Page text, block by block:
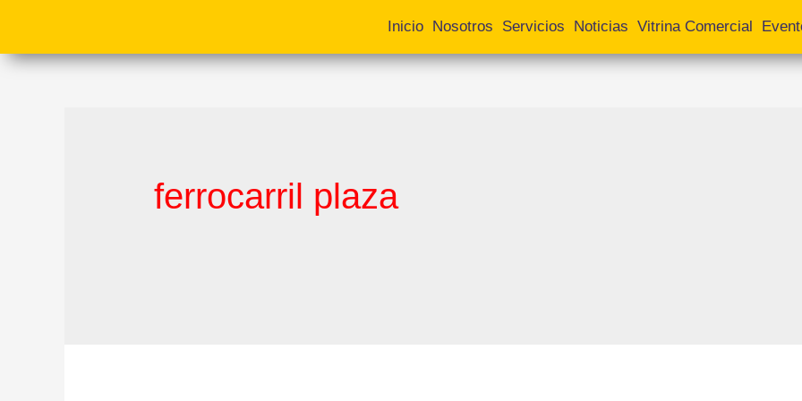
Inicio Nosotros Servicios Noticias Vitrina Comercial
ferrocarril plaza